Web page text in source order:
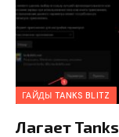
ГАЙДЫ TANKS BLITZ
Лагает